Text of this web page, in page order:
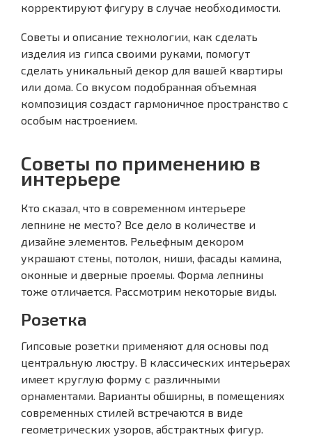
корректируют фигуру в случае необходимости.
Советы и описание технологии, как сделать
изделия из гипса своими руками, помогут
сделать уникальный декор для вашей квартиры
или дома. Со вкусом подобранная объемная
композиция создаст гармоничное пространство с
особым настроением.
Советы по применению в
интерьере
Кто сказал, что в современном интерьере
лепнине не место? Все дело в количестве и
дизайне элементов. Рельефным декором
украшают стены, потолок, ниши, фасады камина,
оконные и дверные проемы. Форма лепнины
тоже отличается. Рассмотрим некоторые виды.
Розетка
Гипсовые розетки применяют для основы под
центральную люстру. В классических интерьерах
имеет круглую форму с различными
орнаментами. Варианты обширны, в помещениях
современных стилей встречаются в виде
геометрических узоров, абстрактных фигур.